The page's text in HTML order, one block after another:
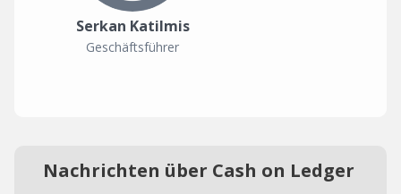
Serkan Katilmis
Geschäftsführer
Nachrichten über Cash on Ledger